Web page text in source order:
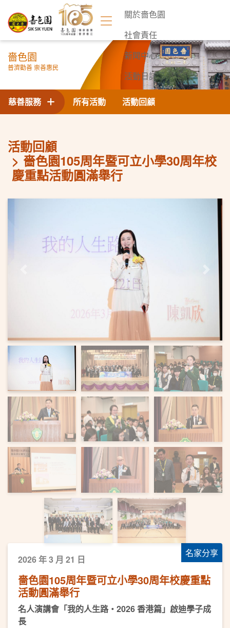
關於嗇色園
社會責任
新聞中心
活動日誌
聯絡我們
嗇色園
普濟勸善 崇善惠民
所有活動 活動回顧
慈善服務
活動回顧
嗇色園105周年暨可立小學30周年校
慶重點活動圓滿舉行
下一頁
名家分享
2026 年 3 月 21 日
嗇色園105周年暨可立小學30周年校慶重點
活動圓滿舉行
名人演講會「我的人生路・2026 香港篇」啟迪學子成
長